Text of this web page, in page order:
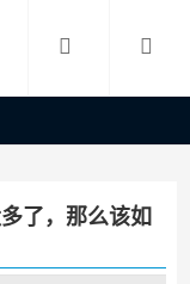
了，那么该如